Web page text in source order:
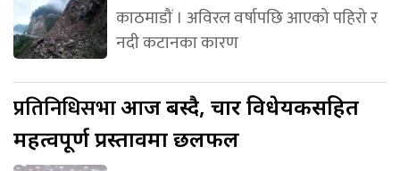
काठमाडौं । अविरल वर्षापछि आएको पहिरो र
नदी कटानका कारण
प्रतिनिधिसभाआज बस्दै, चार विधेयकसहित
महत्वपूर्ण प्रस्तावमा छलफल